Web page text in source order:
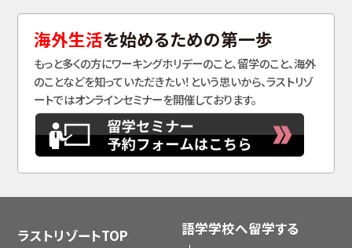
海外生活を始めるための第一歩
もっと多くの方にワーキングホリデーのこと、留学のこと、海外
のことなどを知っていただきたい！という思いから、ラストリゾ
ートではオンラインセミナーを開催しております。
ラストリゾートTOP 語学学校へ留学する